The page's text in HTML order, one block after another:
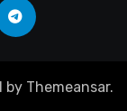
by Themeansar.